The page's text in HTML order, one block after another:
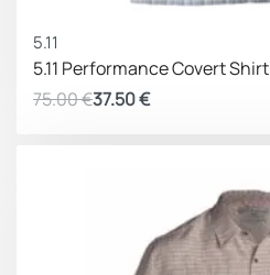
5.11
5.11 Performance Covert Shirt
75.00€37.50€